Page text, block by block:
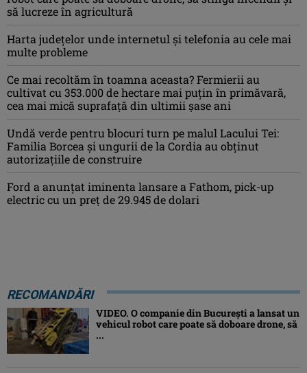
să lucreze în agricultură
Harta județelor unde internetul și telefonia au cele mai
multe probleme
Ce mai recoltăm în toamna aceasta? Fermierii au
cultivat cu 353.000 de hectare mai puțin în primăvară,
cea mai mică suprafață din ultimii șase ani
Undă verde pentru blocuri turn pe malul Lacului Tei:
Familia Borcea și ungurii de la Cordia au obținut
autorizațiile de construire
Ford a anunțat iminenta lansare a Fathom, pick-up
electric cu un preț de 29.945 de dolari
RECOMANDĂRI
VIDEO. O companie din București a lansat un
vehicul robot care poate să doboare drone, să
...